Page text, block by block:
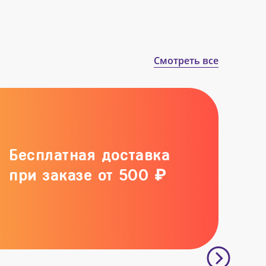
Смотреть все
Бесплатная доставка
при заказе от 500 ₽